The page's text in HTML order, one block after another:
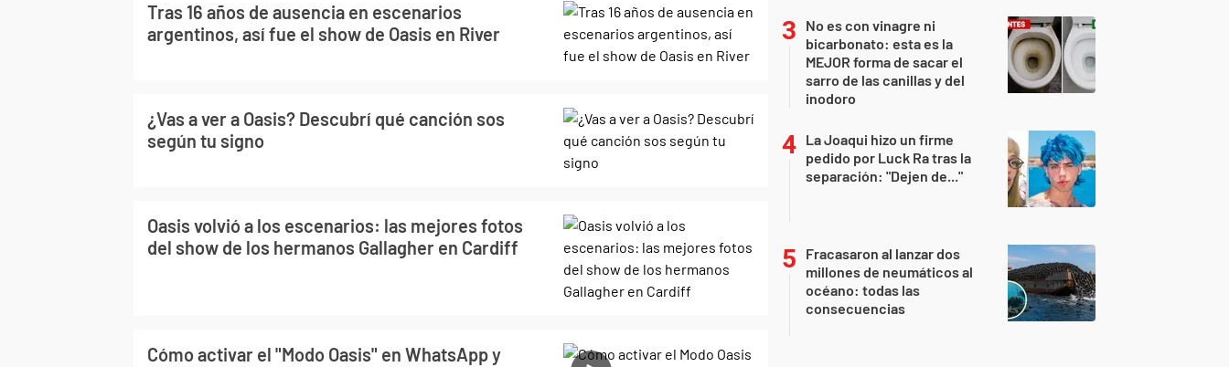
Tras 16 años de ausencia en escenarios
argentinos, así fue el show de Oasis en River
¿Vas a ver a Oasis? Descubrí qué canción sos
según tu signo
Oasis volvió a los escenarios: las mejores fotos
del show de los hermanos Gallagher en Cardiff
Cómo activar el "Modo Oasis" en WhatsApp y
No es con vinagre ni
bicarbonato: esta es la
MEJOR forma de sacar el
sarro de las canillas y del
inodoro
La Joaqui hizo un firme
pedido por Luck Ra tras la
separación: "Dejen de..."
Fracasaron al lanzar dos
millones de neumáticos al
océano: todas las
consecuencias